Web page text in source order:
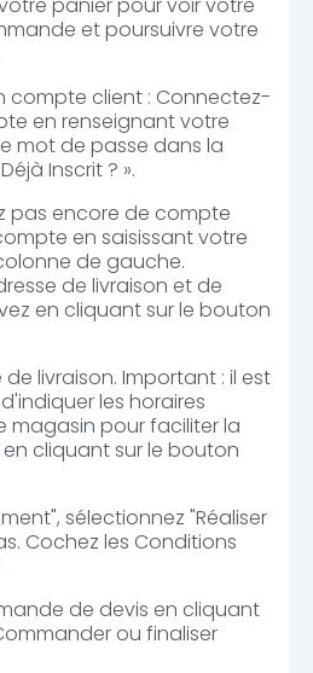
et poursuivre votre
compte client : Connectez-
en renseignant votre
mot de passe dans la
Inscrit ? ».
pas encore de compte
en saisissant votre
de gauche.
de livraison et de
en cliquant sur le bouton
livraison. Important : il est
les horaires
magasin pour faciliter la
en cliquant sur le bouton
sélectionnez "Réaliser
Cochez les Conditions
de devis en cliquant
ou finaliser